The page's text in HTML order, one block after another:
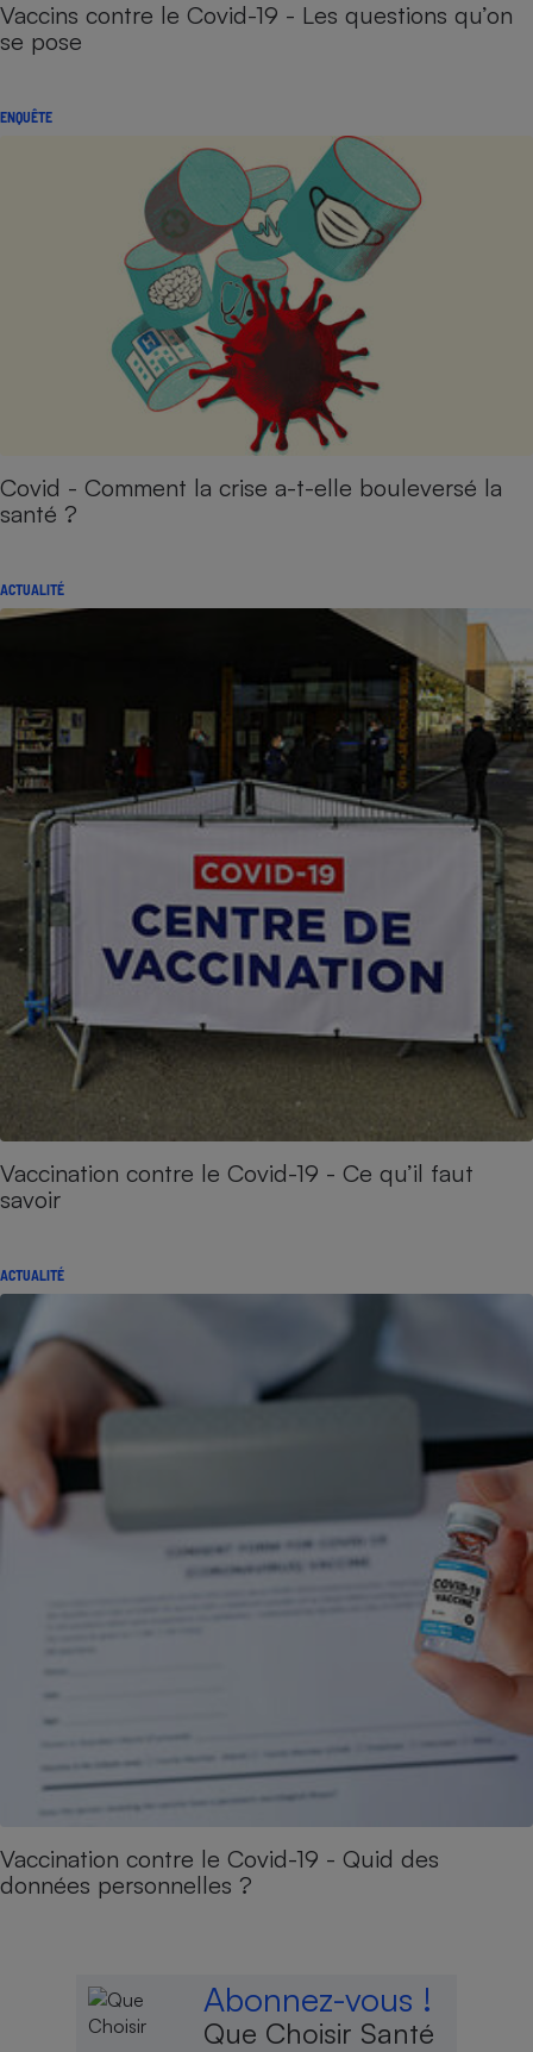
Vaccins contre le Covid-19 - Les questions qu’on
se pose
ENQUÊTE
Covid - Comment la crise a-t-elle bouleversé la
santé ?
ACTUALITÉ
Vaccination contre le Covid-19 - Ce qu’il faut
savoir
ACTUALITÉ
Vaccination contre le Covid-19 - Quid des
données personnelles ?
Abonnez-vous !
Que Choisir Santé